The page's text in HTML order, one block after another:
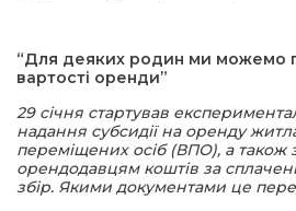
“Для деяких родин ми можемо
вартості оренди”
29 січня стартував
надання субсидії на оренду
переміщених осіб (ВПО), а також
орендодавцям коштів за
збір. Якими документами це